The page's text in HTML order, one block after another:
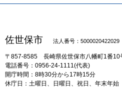
佐世保市 法人番号：5000020422029
〒857-8585 長崎県佐世保市八幡町1番10
電話番号：0956-24-1111(代表)
開庁時間：8時30分から17時15分
休庁日：土曜日、日曜日、祝日、年末年始